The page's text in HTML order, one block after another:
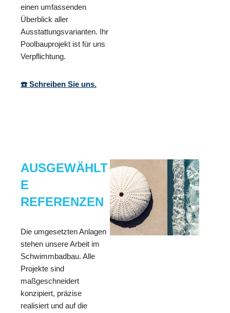
einen umfassenden
Überblick aller
Ausstattungsvarianten. Ihr
Poolbauprojekt ist für uns
Verpflichtung.
☎️ Schreiben Sie uns.
AUSGEWÄHLT
E
REFERENZEN
Die umgesetzten Anlagen
stehen unsere Arbeit im
Schwimmbadbau. Alle
Projekte sind
maßgeschneidert
konzipiert, präzise
realisiert und auf die